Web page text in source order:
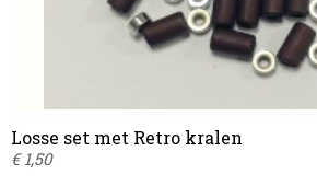
Losse set met Retro kralen
€ 1,50